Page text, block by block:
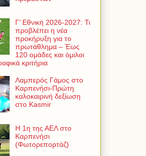
Γ’ Εθνική 2026-2027: Τι
προβλέπει η νέα
προκήρυξη για το
πρωτάθλημα – Έως
120 ομάδες και όμιλοι
κριτήρια
Λαμπερός Γάμος στο
Καρπενήσι-Πρώτη
καλοκαιρινή δεξίωση
στο Kasmir
Η 1η της ΑΕΛ στο
Καρπενήσι
(Φωτορεπορτάζ)